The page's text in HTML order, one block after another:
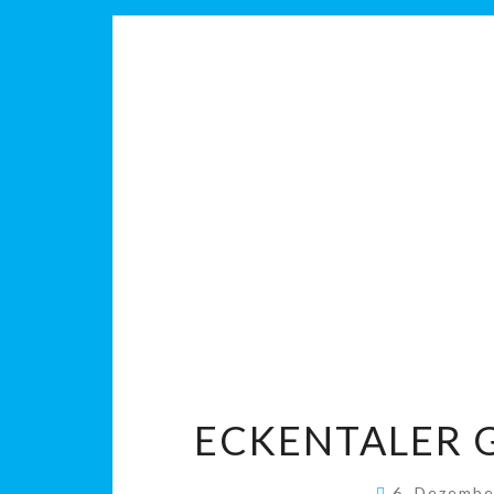
ECKENTALER